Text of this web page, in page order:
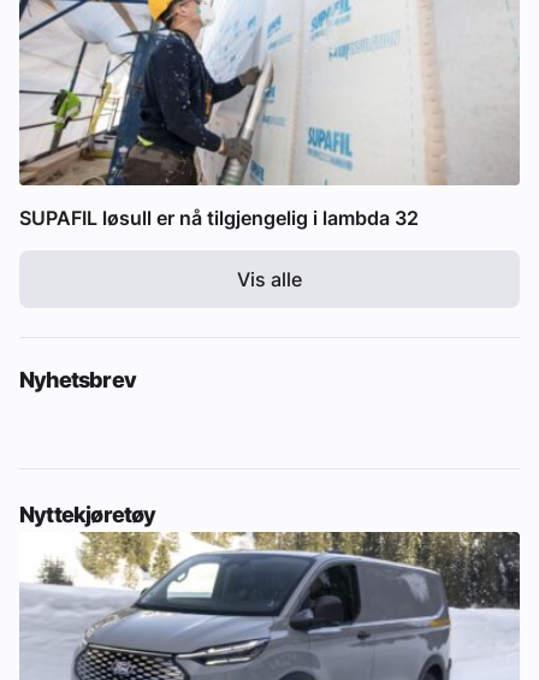
SUPAFIL løsull er nå tilgjengelig i lambda 32
Vis alle
Nyhetsbrev
Nyttekjøretøy